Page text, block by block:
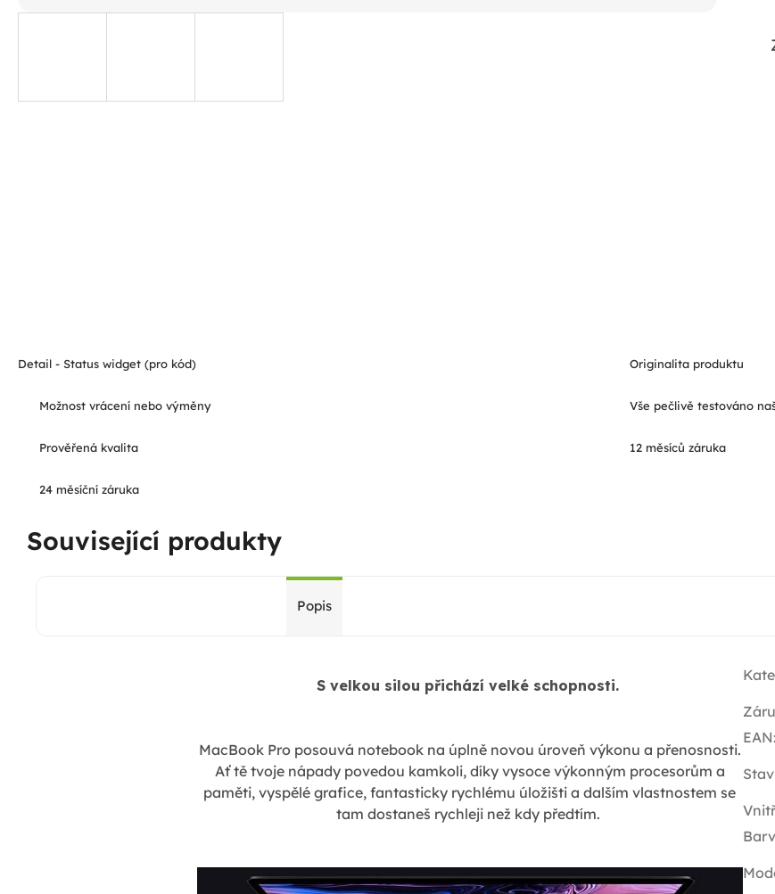
Detail - Status widget (pro kód) Originalita produktu
Možnost vrácení nebo výměny Vše pečlivě testováno
Prověřená kvalita 12 měsíců záruka
24 měsíční záruka
Související produkty
Popis
S velkou silou přichází velké schopnosti.
MacBook Pro posouvá notebook na úplně novou úroveň výkonu a přenosnosti.
Ať tě tvoje nápady povedou kamkoli, díky vysoce výkonným procesorům a
paměti, vyspělé grafice, fantasticky rychlému úložišti a dalším vlastnostem se
tam dostaneš rychleji než kdy předtím.
EAN: